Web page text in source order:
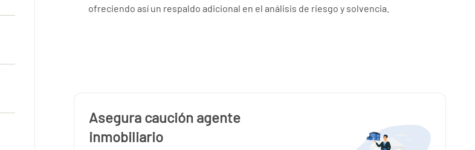
ofreciendo así un respaldo adicional en el análisis de riesgo y solvencia.
Asegura caución agente
inmobiliario